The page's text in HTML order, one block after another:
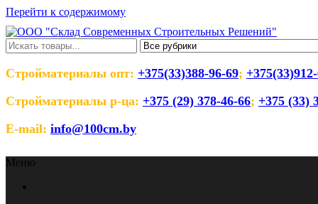
Перейти к содержимому
ООО "Склад Современных
Оптовый магазин строительных материалов
Стройматериалы опт: +375(33)388-96-69;
Стройматериалы р-ца: +375 (29) 378-46-66; +375 (33)
E-mail: info@100cm.by
Меню